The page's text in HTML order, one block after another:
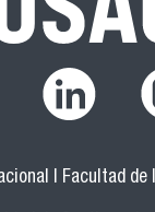
| Facultad de